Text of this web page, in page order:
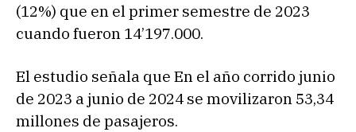
(12%) que en el primer semestre de 2023
cuando fueron 14’197.000.
El estudio señala que En el año corrido junio
de 2023 a junio de 2024 se movilizaron 53,34
millones de pasajeros.